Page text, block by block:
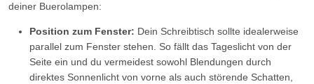
deiner Buerolampen:
Position zum Fenster: Dein Schreibtisch sollte idealerweise
parallel zum Fenster stehen. So fällt das Tageslicht von der
Seite ein und du vermeidest sowohl Blendungen durch
direktes Sonnenlicht von vorne als auch störende Schatten,